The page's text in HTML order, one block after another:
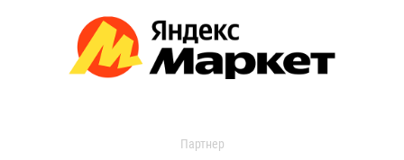
Партнер